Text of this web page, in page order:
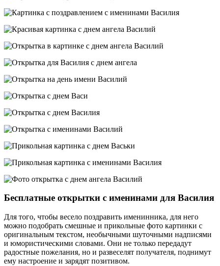
Бесплатные открытки с именинами для Василия
Для того, чтобы весело поздравить именинника, для него
можно подобрать смешные и прикольные фото картинки с
оригинальным текстом, необычными шуточными надписями
и юмористическими словами. Они не только передадут
радостные пожелания, но и развеселят получателя, поднимут
ему настроение и зарядят позитивом.